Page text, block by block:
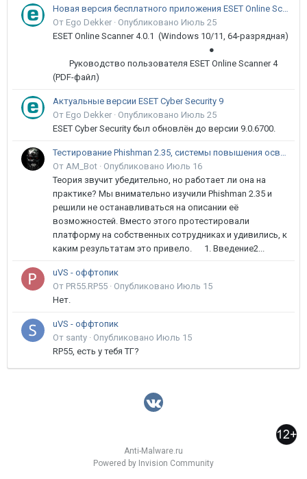
Новая версия бесплатного приложения ESET Online Scanner доступна пользователям
От Ego Dekker · Опубликовано Июль 25
ESET Online Scanner 4.0.1 (Windows 10/11, 64-разрядная)
●
Руководство пользователя ESET Online Scanner 4
(PDF-файл)
Актуальные версии ESET Cyber Security 9
От Ego Dekker · Опубликовано Июль 25
ESET Cyber Security был обновлён до версии 9.0.6700.
Тестирование Phishman 2.35, системы повышения осведомлённости пользователей в сфере ИБ
От AM_Bot · Опубликовано Июль 16
Теория звучит убедительно, но работает ли она на
практике? Мы внимательно изучили Phishman 2.35 и
решили не останавливаться на описании её
возможностей. Вместо этого протестировали
платформу на собственных сотрудниках и удивились, к
каким результатам это привело. 1. Введение2...
uVS - оффтопик
От PR55.RP55 · Опубликовано Июль 15
Нет.
uVS - оффтопик
От santy · Опубликовано Июль 15
RP55, есть у тебя ТГ?
Anti-Malware.ru
Powered by Invision Community